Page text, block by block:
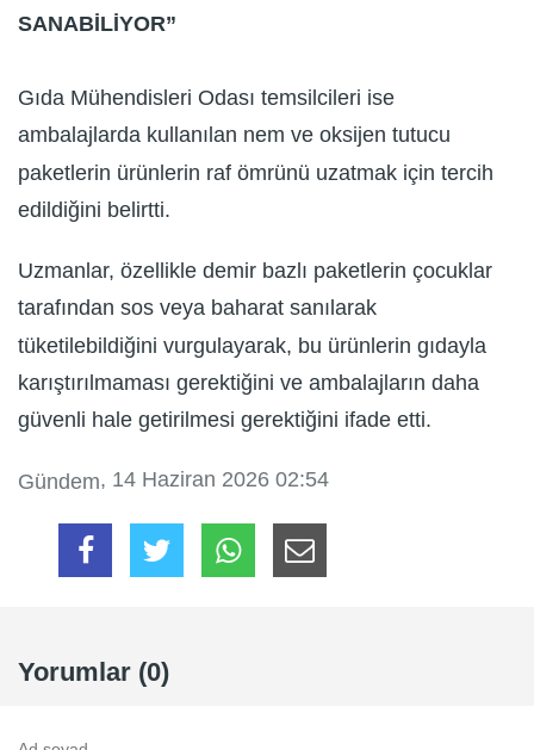
SANABİLİYOR”
Gıda Mühendisleri Odası temsilcileri ise
ambalajlarda kullanılan nem ve oksijen tutucu
paketlerin ürünlerin raf ömrünü uzatmak için tercih
edildiğini belirtti.
Uzmanlar, özellikle demir bazlı paketlerin çocuklar
tarafından sos veya baharat sanılarak
tüketilebildiğini vurgulayarak, bu ürünlerin gıdayla
karıştırılmaması gerektiğini ve ambalajların daha
güvenli hale getirilmesi gerektiğini ifade etti.
Gündem, 14 Haziran 2026 02:54
Yorumlar (0)